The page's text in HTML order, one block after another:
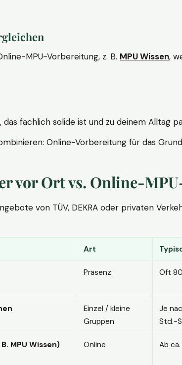
MPU-Vorbereitung, z. B. MPU Wissen,
fachlich solide ist und zu deinem Alltag
Online-Vorbereitung für das
vor Ort vs. Online-
von TÜV, DEKRA oder privaten
Art
Präsenz Oft
Einzel / kleine
Gruppen
Je
Std.-
MPU Wissen)
Online Ab